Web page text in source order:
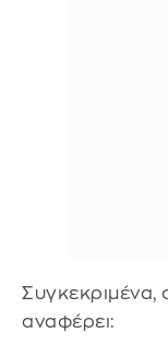
Συγκεκριμένα,
αναφέρει: